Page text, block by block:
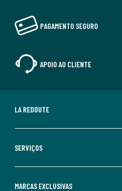
PAGAMENTO SEGURO
APOIO AO CLIENTE
LA REDOUTE
SERVIÇOS
MARCAS EXCLUSIVAS